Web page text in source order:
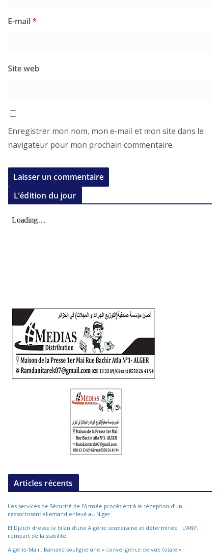
E-mail*
Site web
Enregistrer mon nom, mon e-mail et mon site dans le
navigateur pour mon prochain commentaire.
L’édition du jour
Articles récents
Les services de Sécurité de l’Armée procèdent à la réception d’un
ressortissant allemand enlevé au Niger
El Djeïch dresse le bilan d’une Algérie souveraine et déterminée : L’ANP,
rempart de la stabilité
Algérie-Mali : Bamako souligne une « convergence de vue totale »